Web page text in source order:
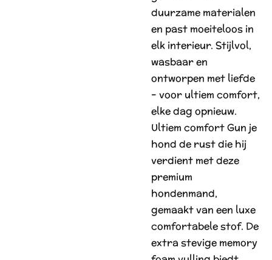
duurzame materialen
en past moeiteloos in
elk interieur. Stijlvol,
wasbaar en
ontworpen met liefde
– voor ultiem comfort,
elke dag opnieuw.
Ultiem comfort Gun je
hond de rust die hij
verdient met deze
premium
hondenmand,
gemaakt van een luxe
comfortabele stof. De
extra stevige memory